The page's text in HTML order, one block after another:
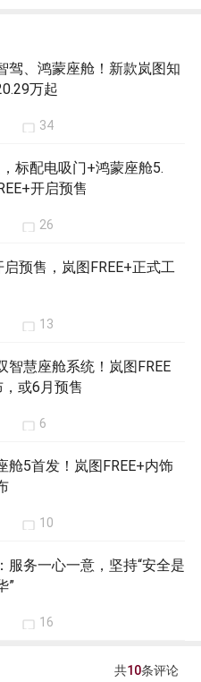
驾、鸿蒙座舱！新款岚图知
万起
34
标配电吸门+鸿蒙座舱5.
开启预售
26
预售，岚图FREE+正式工
13
智慧座舱系统！岚图FREE
或6月预售
6
舱5首发！岚图FREE+内饰
10
服务一心一意，坚持“安全是
”
16
共10条评论